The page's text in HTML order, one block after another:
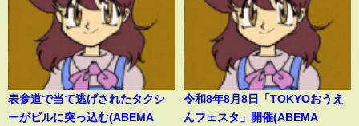
表参道で当て逃げされたタクシ
ーがビルに突っ込む(ABEMA
令和8年8月8日「TOKYOおうえ
んフェスタ」開催(ABEMA